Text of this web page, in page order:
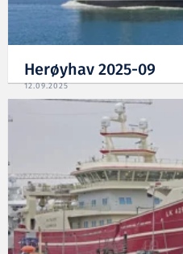
Herøyhav 2025-09
12.09.2025